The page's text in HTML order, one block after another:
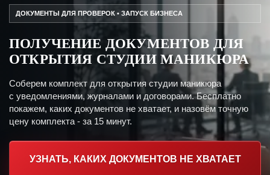
ДОКУМЕНТЫ ДЛЯ ПРОВЕРОК • ЗАПУСК БИЗНЕСА
ПОЛУЧЕНИЕ ДОКУМЕНТОВ ДЛЯ
ОТКРЫТИЯ СТУДИИ МАНИКЮРА
Соберем комплект для открытия студии маникюра
с уведомлениями, журналами и договорами. Бесплатно
покажем, каких документов не хватает, и назовём точную
цену комплекта - за 15 минут.
УЗНАТЬ, КАКИХ ДОКУМЕНТОВ НЕ ХВАТАЕТ